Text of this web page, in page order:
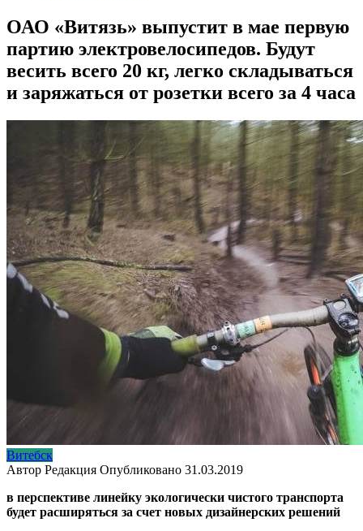
ОАО «Витязь» выпустит в мае первую
партию электровелосипедов. Будут
весить всего 20 кг, легко складываться
и заряжаться от розетки всего за 4 часа
Витебск
Автор Редакция Опубликовано 31.03.2019
в перспективе линейку экологически чистого транспорта
будет расширяться за счет новых дизайнерских решений